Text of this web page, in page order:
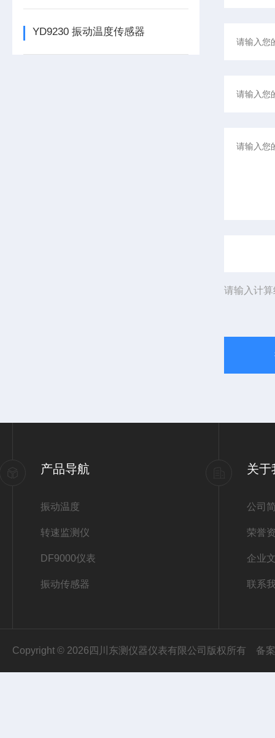
YD9230 振动温度传感器
请输入计
产品导航
振动温度
转速监测仪
DF9000仪表
振动传感器
关于
公司
荣誉
企业
联系
Copyright © 2026四川东测仪器仪表有限公司版权所有 备